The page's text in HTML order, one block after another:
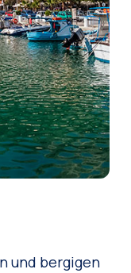
und bergigen